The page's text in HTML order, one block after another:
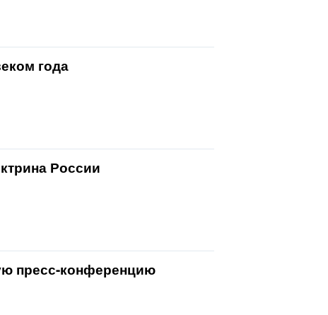
года
России
пресс-конференцию